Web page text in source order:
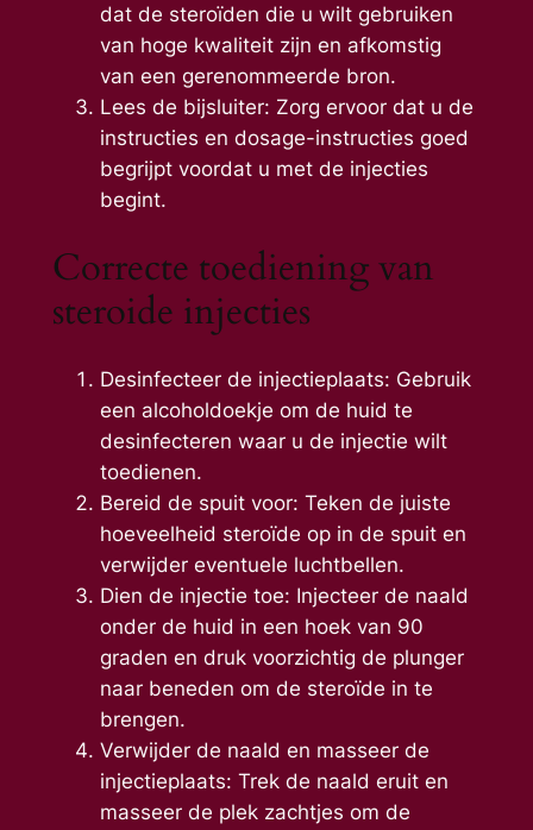
dat de steroïden die u wilt gebruiken
van hoge kwaliteit zijn en afkomstig
van een gerenommeerde bron.
Lees de bijsluiter: Zorg ervoor dat u de
instructies en dosage-instructies goed
begrijpt voordat u met de injecties
begint.
Correcte toediening van
steroide injecties
Desinfecteer de injectieplaats: Gebruik
een alcoholdoekje om de huid te
desinfecteren waar u de injectie wilt
toedienen.
Bereid de spuit voor: Teken de juiste
hoeveelheid steroïde op in de spuit en
verwijder eventuele luchtbellen.
Dien de injectie toe: Injecteer de naald
onder de huid in een hoek van 90
graden en druk voorzichtig de plunger
naar beneden om de steroïde in te
brengen.
Verwijder de naald en masseer de
injectieplaats: Trek de naald eruit en
masseer de plek zachtjes om de